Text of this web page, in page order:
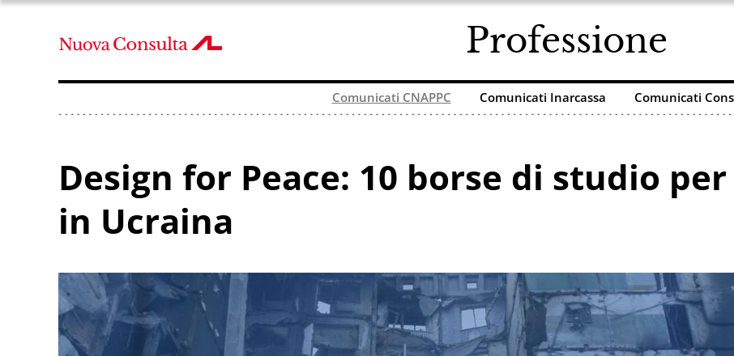
Professione
Comunicati CNAPPC Comunicati Inarcassa Comunicati
Design for Peace: 10 borse di studio
in Ucraina